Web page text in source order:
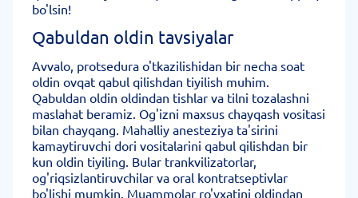
bo'lsin!
Qabuldan oldin tavsiyalar
Avvalo, protsedura o'tkazilishidan bir necha soat
oldin ovqat qabul qilishdan tiyilish muhim.
Qabuldan oldin oldindan tishlar va tilni tozalashni
maslahat beramiz. Og'izni maxsus chayqash vositasi
bilan chayqang. Mahalliy anesteziya ta'sirini
kamaytiruvchi dori vositalarini qabul qilishdan bir
kun oldin tiyiling. Bular trankvilizatorlar,
og'riqsizlantiruvchilar va oral kontratseptivlar
bo'lishi mumkin. Muammolar ro'yxatini oldindan